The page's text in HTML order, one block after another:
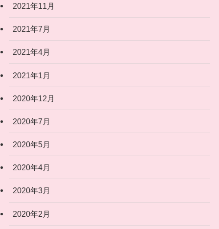
2021年11月
2021年7月
2021年4月
2021年1月
2020年12月
2020年7月
2020年5月
2020年4月
2020年3月
2020年2月